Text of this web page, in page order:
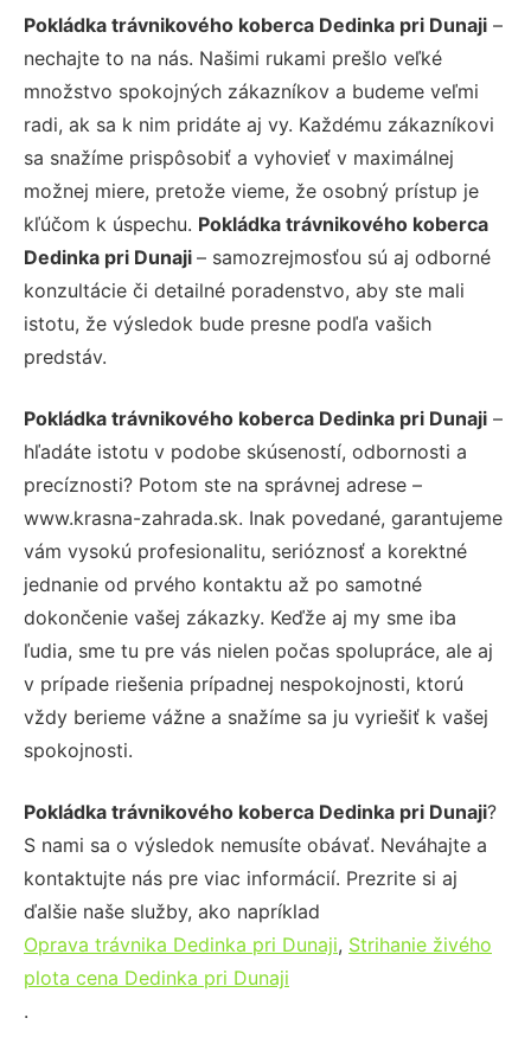
Pokládka trávnikového koberca Dedinka pri Dunaji –
nechajte to na nás. Našimi rukami prešlo veľké
množstvo spokojných zákazníkov a budeme veľmi
radi, ak sa k nim pridáte aj vy. Každému zákazníkovi
sa snažíme prispôsobiť a vyhovieť v maximálnej
možnej miere, pretože vieme, že osobný prístup je
kľúčom k úspechu. Pokládka trávnikového koberca
Dedinka pri Dunaji – samozrejmosťou sú aj odborné
konzultácie či detailné poradenstvo, aby ste mali
istotu, že výsledok bude presne podľa vašich
predstáv.
Pokládka trávnikového koberca Dedinka pri Dunaji –
hľadáte istotu v podobe skúseností, odbornosti a
precíznosti? Potom ste na správnej adrese –
www.krasna-zahrada.sk. Inak povedané, garantujeme
vám vysokú profesionalitu, serióznosť a korektné
jednanie od prvého kontaktu až po samotné
dokončenie vašej zákazky. Keďže aj my sme iba
ľudia, sme tu pre vás nielen počas spolupráce, ale aj
v prípade riešenia prípadnej nespokojnosti, ktorú
vždy berieme vážne a snažíme sa ju vyriešiť k vašej
spokojnosti.
Pokládka trávnikového koberca Dedinka pri Dunaji?
S nami sa o výsledok nemusíte obávať. Neváhajte a
kontaktujte nás pre viac informácií. Prezrite si aj
ďalšie naše služby, ako napríklad
Oprava trávnika Dedinka pri Dunaji, Strihanie živého
plota cena Dedinka pri Dunaji
.